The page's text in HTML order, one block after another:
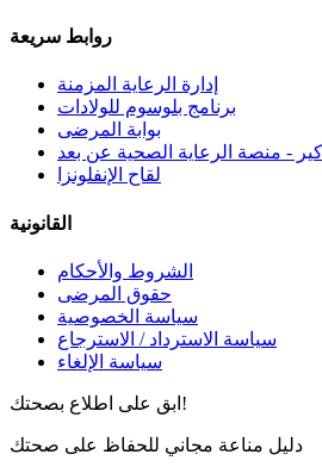
روابط سريعة
إدارة الرعاية المزمنة
برنامج بلوسوم للولادات
بوابة المرضى
- منصة الرعاية الصحية عن بعد
لقاح الإنفلونزا
القانونية
الشروط والأحكام
حقوق المرضى
سياسة الخصوصية
سياسة الاسترداد / الاسترجاع
سياسة الإلغاء
ابق على اطلاع بصحتك!
دليل مناعة مجاني للحفاظ على صحتك